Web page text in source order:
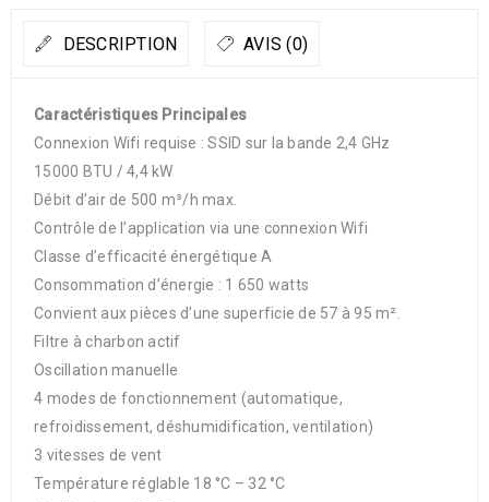
DESCRIPTION AVIS (0)
Caractéristiques Principales
Connexion Wifi requise : SSID sur la bande 2,4 GHz
15000 BTU / 4,4 kW
Débit d’air de 500 m³/h max.
Contrôle de l’application via une connexion Wifi
Classe d’efficacité énergétique A
Consommation d’énergie : 1 650 watts
Convient aux pièces d’une superficie de 57 à 95 m².
Filtre à charbon actif
Oscillation manuelle
4 modes de fonctionnement (automatique,
refroidissement, déshumidification, ventilation)
3 vitesses de vent
Température réglable 18 °C – 32 °C